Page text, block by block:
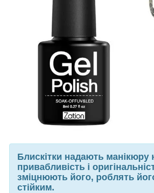
Блискітки надають манікюру
привабливість і
зміцнюють його, роблять
стійким.